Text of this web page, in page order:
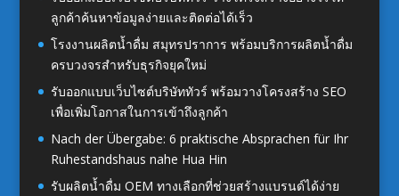
ลูกค้าค้นหาข้อมูลง่ายและติดต่อได้เร็ว
โรงงานผลิตน้ำดื่ม สมุทรปราการ พร้อมบริการผลิตน้ำดื่ม
ครบวงจรสำหรับธุรกิจยุคใหม่
รับออกแบบเว็บไซต์บริษัททัวร์ พร้อมวางโครงสร้าง SEO
เพื่อเพิ่มโอกาสในการเข้าถึงลูกค้า
Nach der Übergabe: 6 praktische Absprachen für Ihr
Ruhestandshaus nahe Hua Hin
รับผลิตน้ำดื่ม OEM ทางเลือกที่ช่วยสร้างแบรนด์ได้ง่าย